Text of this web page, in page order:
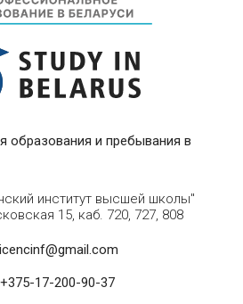
образования и пребывания в
институт высшей школы"
15, каб. 720, 727, 808
icencinf@gmail.com
+375-17-200-90-37